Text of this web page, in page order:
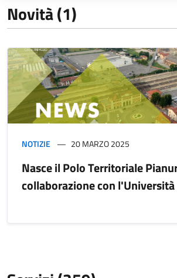
Novità (1)
NOTIZIE 20 MARZO 2025
Nasce il Polo Territoriale
collaborazione con